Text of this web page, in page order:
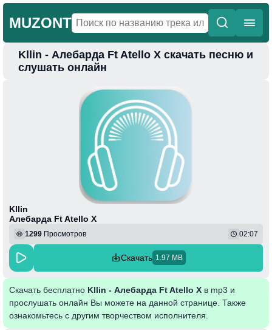
MUZONT
Главная
Kllin - Алебарда Ft Atello X скачать песню и
слушать онлайн
Kllin
Алебарда Ft Atello X
1299 Просмотров 02:07
Скачать 1.97 MB
Скачать бесплатно Kllin - Алебарда Ft Atello X в mp3 и
прослушать онлайн Вы можете на данной странице. Также
ознакомьтесь с другим творчеством исполнителя.